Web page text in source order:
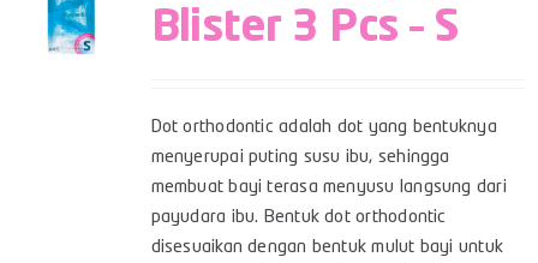
Blister 3 Pcs – S
Dot orthodontic adalah dot yang bentuknya
menyerupai puting susu ibu, sehingga
membuat bayi terasa menyusu langsung dari
payudara ibu. Bentuk dot orthodontic
disesuaikan dengan bentuk mulut bayi untuk